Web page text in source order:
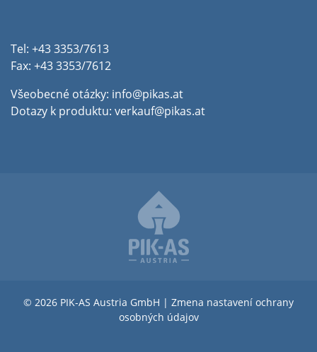
Tel: +43 3353/7613
Fax: +43 3353/7612
Všeobecné otázky: info@pikas.at
Dotazy k produktu: verkauf@pikas.at
© 2026 PIK-AS Austria GmbH | Zmena nastavení ochrany
osobných údajov